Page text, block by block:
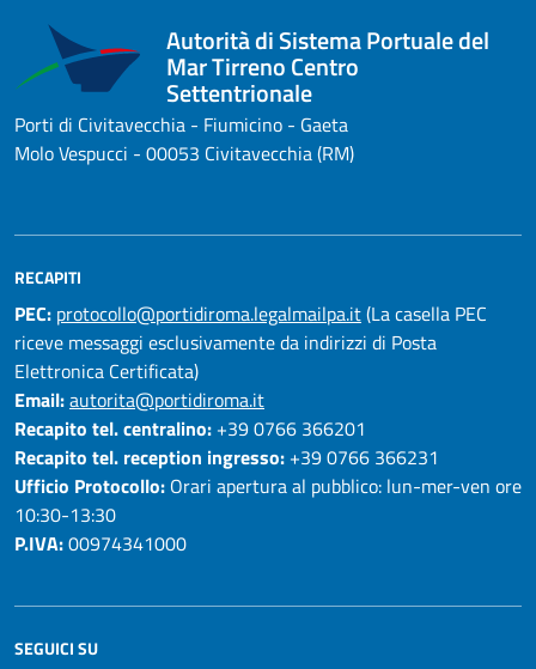
Autorità di Sistema Portuale del
Mar Tirreno Centro
Settentrionale
Porti di Civitavecchia - Fiumicino - Gaeta
Molo Vespucci - 00053 Civitavecchia (RM)
RECAPITI
PEC: protocollo@portidiroma.legalmailpa.it(La casella PEC
riceve messaggi esclusivamente da indirizzi di Posta
Elettronica Certificata)
Email:autorita@portidiroma.it
Recapito tel. centralino: +39 0766 366201
Recapito tel. reception ingresso: +39 0766 366231
Ufficio Protocollo: Orari apertura al pubblico: lun-mer-ven ore
10:30-13:30
P.IVA:00974341000
SEGUICI SU